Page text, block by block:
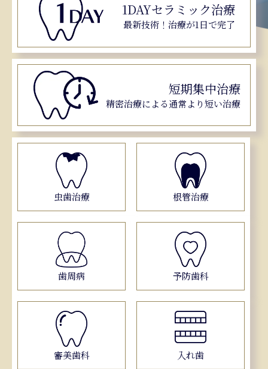
1DAYセラミック治療
最新技術！ 治療が1日で完了
短期集中治療
精密治療による通常より短い治療
虫歯治療 根管治療
歯周病 予防歯科
審美歯科 入れ歯